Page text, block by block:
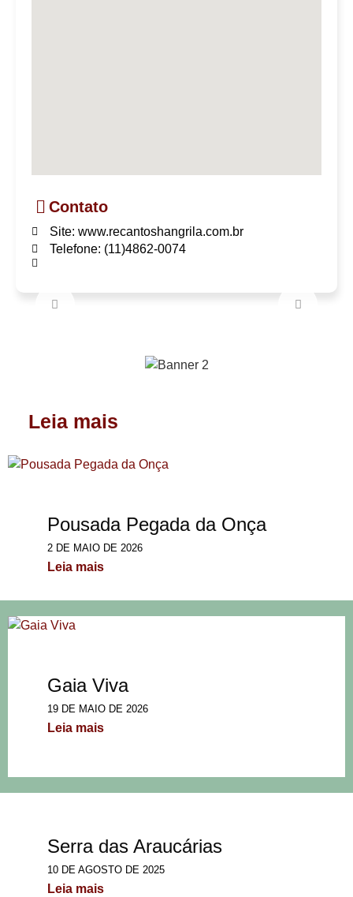
Contato
Site: www.recantoshangrila.com.br
Telefone: (11)4862-0074
Leia mais
Pousada Pegada da Onça
2 DE MAIO DE 2026
Leia mais
Gaia Viva
19 DE MAIO DE 2026
Leia mais
Serra das Araucárias
10 DE AGOSTO DE 2025
Leia mais